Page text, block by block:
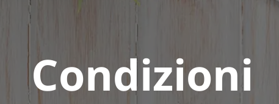
Condizioni